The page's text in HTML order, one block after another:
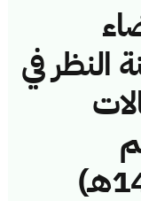
النظر في
(4611466/ق/1446هـ)